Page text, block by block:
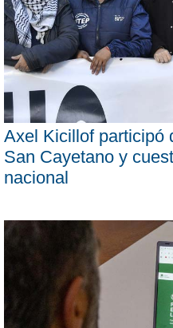
Axel Kicillof participó
San Cayetano y
nacional